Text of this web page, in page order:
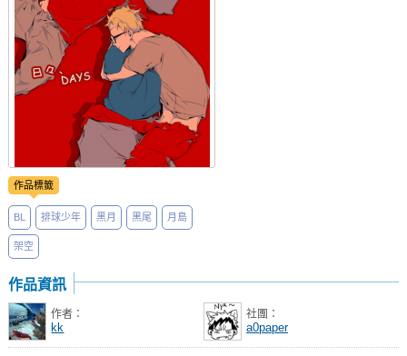
作品標籤
BL 排球少年 黑月 黑尾 月島
架空
作品資訊
作者：
kk
社團：
a0paper